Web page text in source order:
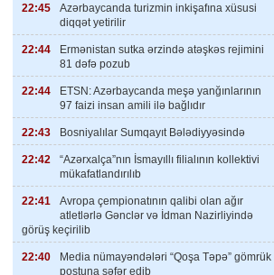
22:45
Azərbaycanda turizmin inkişafına xüsusi
diqqət yetirilir
22:44
Ermənistan sutka ərzində atəşkəs rejimini
81 dəfə pozub
22:44
ETSN: Azərbaycanda meşə yanğınlarının
97 faizi insan amili ilə bağlıdır
22:43 Bosniyalılar Sumqayıt Bələdiyyəsində
22:42
“Azərxalça”nın İsmayıllı filialının kollektivi
mükafatlandırılıb
22:41
Avropa çempionatının qalibi olan ağır
atletlərlə Gənclər və İdman Nazirliyində
görüş keçirilib
22:40
Media nümayəndələri “Qoşa Təpə” gömrük
postuna səfər edib